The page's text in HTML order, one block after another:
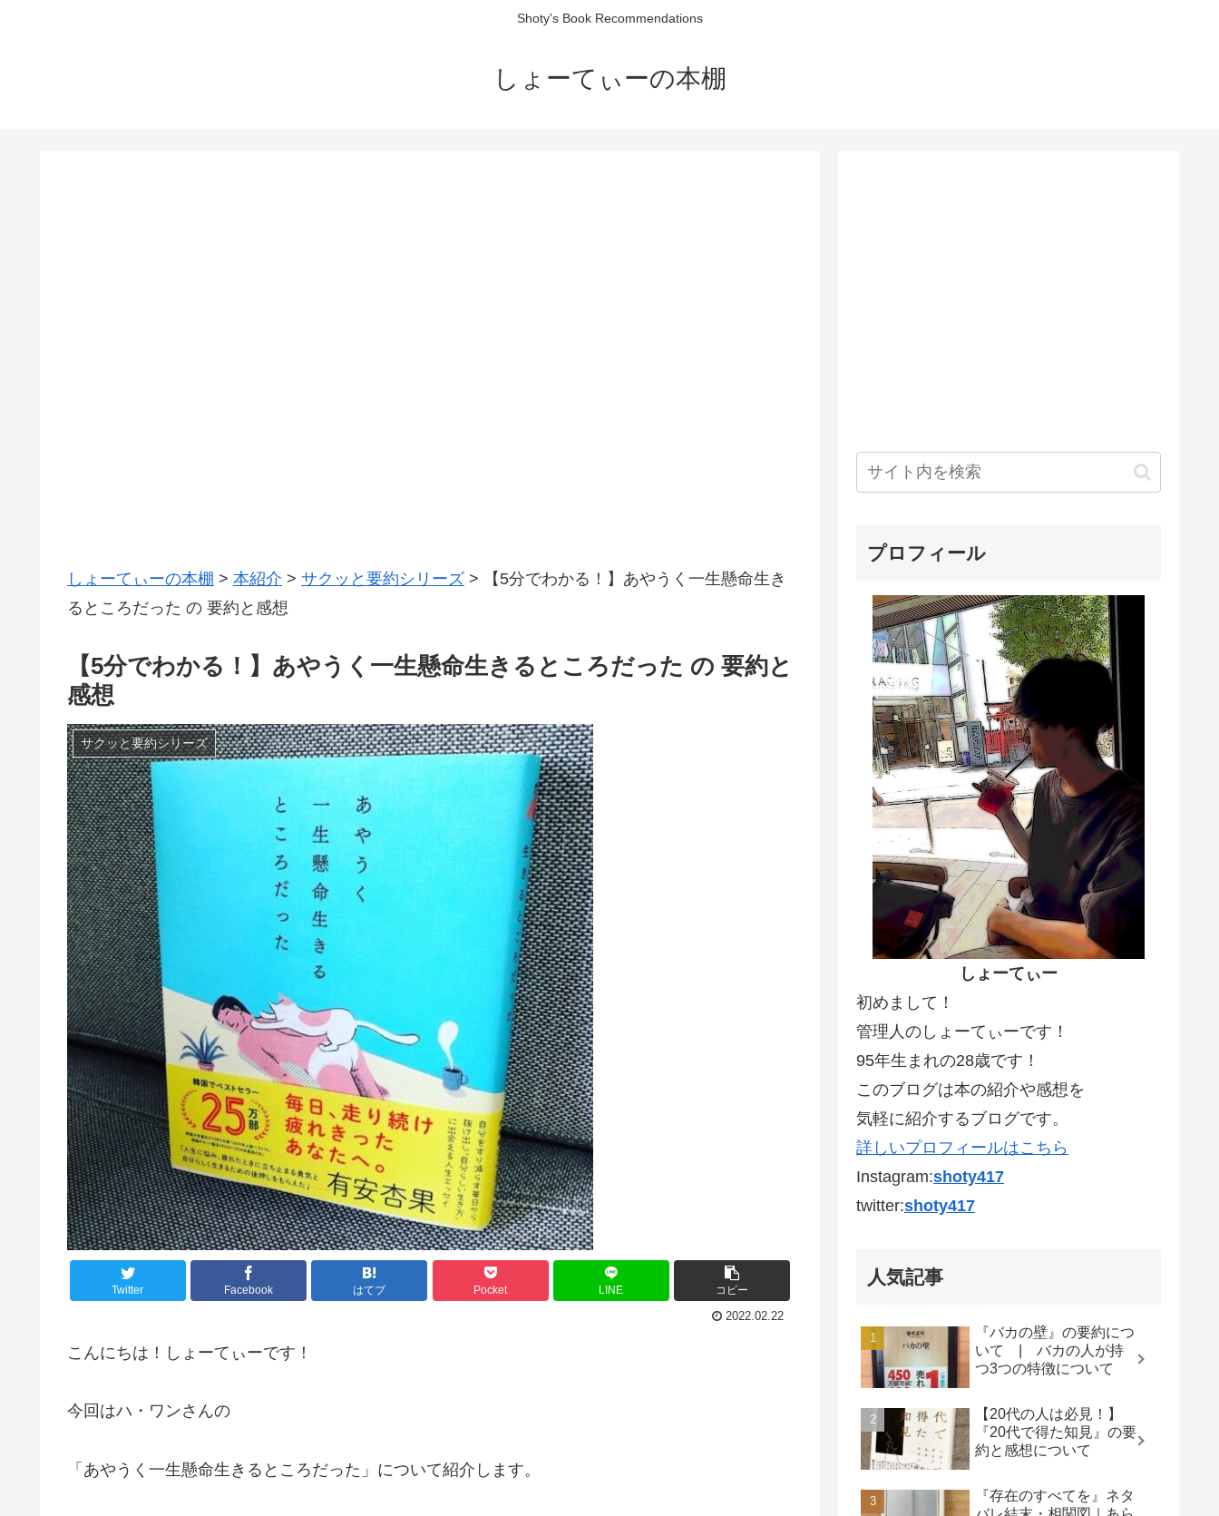
Shoty's Book Recommendations
しょーてぃーの本棚
しょーてぃーの本棚 > 本紹介 > サクッと要約シリーズ >
【5分でわかる！】あやうく一生懸命生き
るところだった の 要約と感想
【5分でわかる！】あやうく一生懸命生きるところだった の 要約と
感想
サクッと要約シリーズ
Twitter Facebook はてブ Pocket LINE コピー
2022.02.22
こんにちは！しょーてぃーです！
今回はハ・ワンさんの
「あやうく一生懸命生きるところだった」について紹介します。
プロフィール
しょーてぃー
初めまして！
管理人のしょーてぃーです！
95年生まれの28歳です！
このブログは本の紹介や感想を
気軽に紹介するブログです。
詳しいプロフィールはこちら
Instagram:shoty417
twitter:shoty417
人気記事
『バカの壁』の要約につ
いて | バカの人が持
つ3つの特徴について
【20代の人は必見！】
『20代で得た知見』の要
約と感想について
『存在のすべてを』ネタ